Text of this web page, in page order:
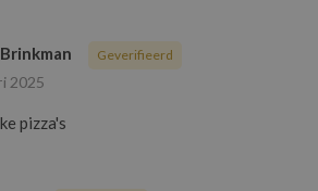
Geverifieerd
2025
pizza's